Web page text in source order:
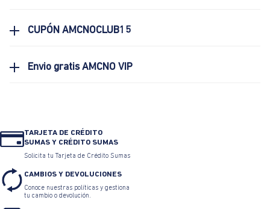
CUPÓN AMCNOCLUB15
Envio gratis AMCNO VIP
TARJETA DE CRÉDITO
SUMAS Y CRÉDITO SUMAS
Solicita tu Tarjeta de Crédito Sumas
CAMBIOS Y DEVOLUCIONES
Conoce nuestras políticas y gestiona
tu cambio o devolución.